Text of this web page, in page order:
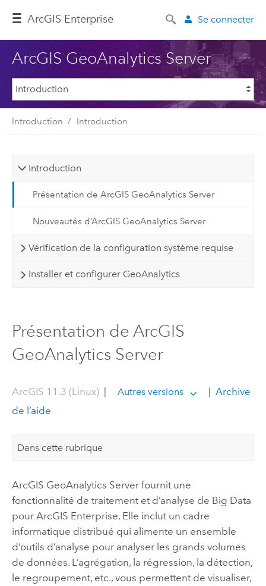
ArcGIS Enterprise Se connecter
ArcGIS GeoAnalytics Server
Introduction Introduction
Introduction
Présentation de ArcGIS GeoAnalytics Server
Nouveautés d’ArcGIS GeoAnalytics Server
Vérification de la configuration système requise
Installer et configurer GeoAnalytics
Présentation de ArcGIS
GeoAnalytics Server
ArcGIS 11.3 (Linux)| Autres versions
Archive
de l’aide
Dans cette rubrique
ArcGIS GeoAnalytics Serverfournit une
fonctionnalité de traitement et d’analyse de Big Data
pour ArcGIS Enterprise. Elle inclut un cadre
informatique distribué qui alimente un ensemble
d’outils d’analyse pour analyser les grands volumes
de données. L’agrégation, la régression, la détection,
le regroupement, etc., vous permettent de visualiser,